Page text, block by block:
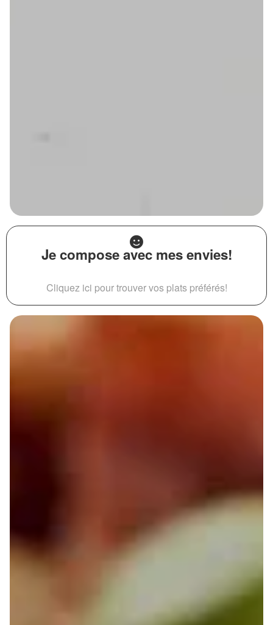
Je compose avec mes envies!
Cliquez ici pour trouver vos plats préférés!